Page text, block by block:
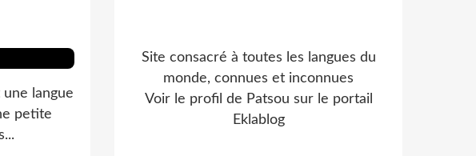
une langue
petite
Site consacré à toutes les langues du
monde, connues et inconnues
Voir le profil de Patsou sur le portail
Eklablog